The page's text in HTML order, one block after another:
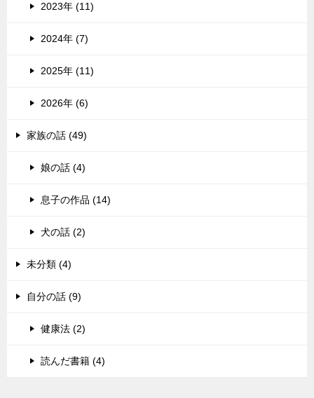
2023年 (11)
2024年 (7)
2025年 (11)
2026年 (6)
家族の話 (49)
娘の話 (4)
息子の作品 (14)
犬の話 (2)
未分類 (4)
自分の話 (9)
健康法 (2)
読んだ書籍 (4)